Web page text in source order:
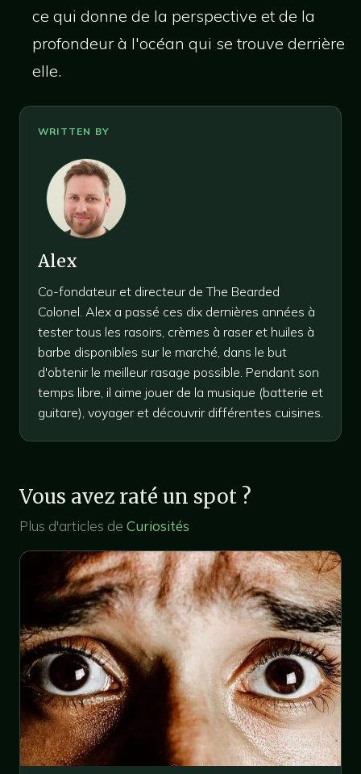
ce qui donne de la perspective et de la
profondeur à l'océan qui se trouve derrière
elle.
Alex
Co-fondateur et directeur de The Bearded
Colonel. Alex a passé ces dix dernières années à
tester tous les rasoirs, crèmes à raser et huiles à
barbe disponibles sur le marché, dans le but
d'obtenir le meilleur rasage possible. Pendant son
temps libre, il aime jouer de la musique (batterie et
guitare), voyager et découvrir différentes cuisines.
Vous avez raté un spot ?
Plus d'articles de Curiosités